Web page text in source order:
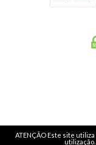
ATENÇÃO Este site
utilização.